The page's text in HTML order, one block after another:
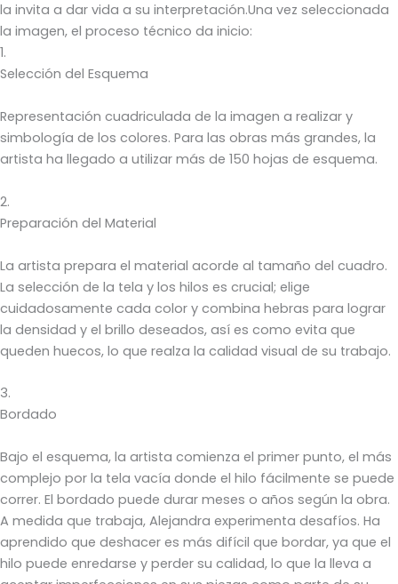
la invita a dar vida a su interpretación.Una vez seleccionada
la imagen, el proceso técnico da inicio:
1.
Selección del Esquema
Representación cuadriculada de la imagen a realizar y
simbología de los colores. Para las obras más grandes, la
artista ha llegado a utilizar más de 150 hojas de esquema.
2.
Preparación del Material
La artista prepara el material acorde al tamaño del cuadro.
La selección de la tela y los hilos es crucial; elige
cuidadosamente cada color y combina hebras para lograr
la densidad y el brillo deseados, así es como evita que
queden huecos, lo que realza la calidad visual de su trabajo.
3.
Bordado
Bajo el esquema, la artista comienza el primer punto, el más
complejo por la tela vacía donde el hilo fácilmente se puede
correr. El bordado puede durar meses o años según la obra.
A medida que trabaja, Alejandra experimenta desafíos. Ha
aprendido que deshacer es más difícil que bordar, ya que el
hilo puede enredarse y perder su calidad, lo que la lleva a